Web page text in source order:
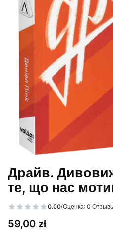
Драйв.
те, що нас
0.00(Оценка: 0
Цена
59,00 zł